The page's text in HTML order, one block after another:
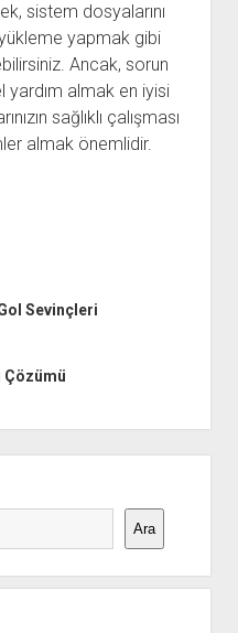
sistem dosyalarını
yapmak gibi
Ancak, sorun
almak en iyisi
sağlıklı çalışması
almak önemlidir.
Sevinçleri
Çözümü
Ara